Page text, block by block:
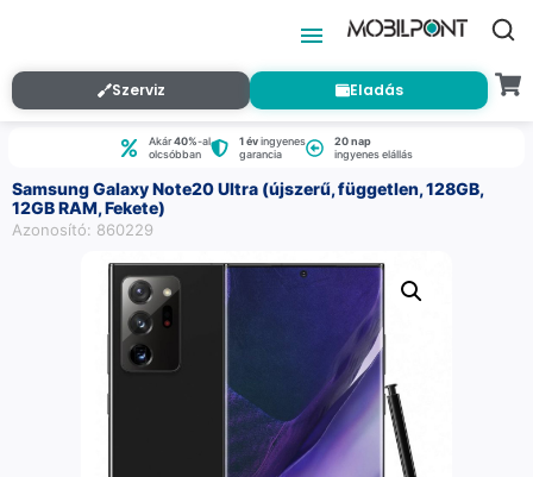
Szerviz Eladás
Akár40%-al
olcsóbban
1 évingyenes
garancia
20 nap
ingyenes elállás
Samsung Galaxy Note20 Ultra (újszerű, független, 128GB,
12GB RAM, Fekete)
Azonosító: 860229